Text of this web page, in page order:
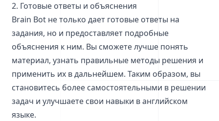
2. Готовые ответы и объяснения
Brain Bot не только дает готовые ответы на
задания, но и предоставляет подробные
объяснения к ним. Вы сможете лучше понять
материал, узнать правильные методы решения и
применить их в дальнейшем. Таким образом, вы
становитесь более самостоятельными в решении
задач и улучшаете свои навыки в английском
языке.